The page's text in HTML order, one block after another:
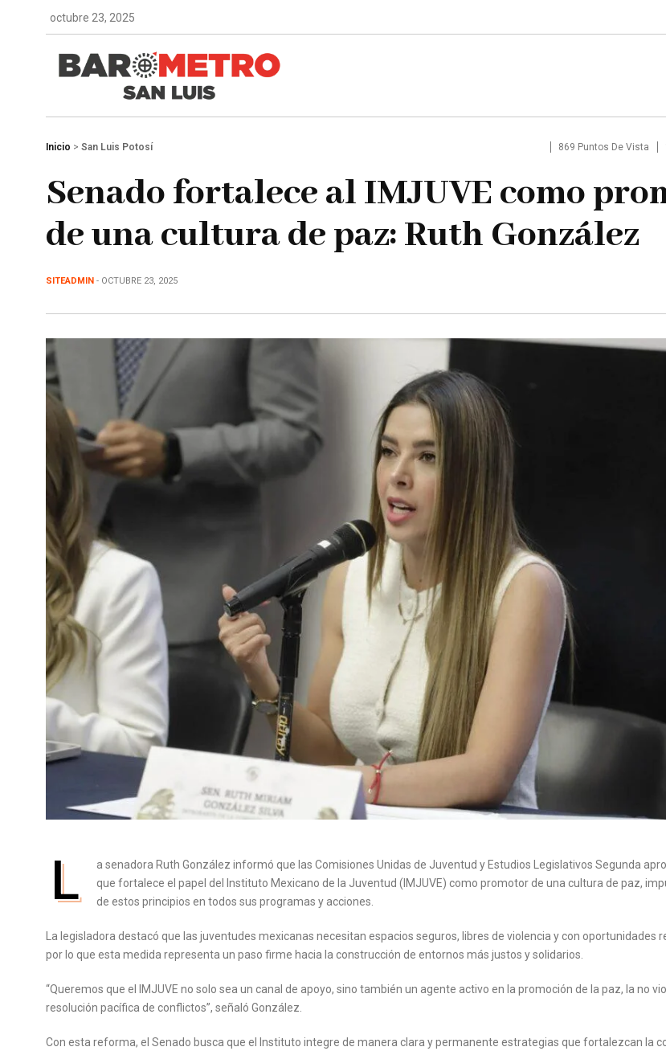
octubre 23, 2025
Inicio > San Luis Potosí 869 Puntos De Vista
Senado fortalece al IMJUVE como
de una cultura de paz: Ruth González
SITEADMIN - OCTUBRE 23, 2025
L
a senadora Ruth González informó que las Comisiones Unidas de Juventud y Estudios Legislativos Segunda
que fortalece el papel del Instituto Mexicano de la Juventud (IMJUVE) como promotor de una cultura de paz,
de estos principios en todos sus programas y acciones.
La legisladora destacó que las juventudes mexicanas necesitan espacios seguros, libres de violencia y con oportunidades
por lo que esta medida representa un paso firme hacia la construcción de entornos más justos y solidarios.
“Queremos que el IMJUVE no solo sea un canal de apoyo, sino también un agente activo en la promoción de la paz, la no
resolución pacífica de conflictos”, señaló González.
Con esta reforma, el Senado busca que el Instituto integre de manera clara y permanente estrategias que fortalezcan la